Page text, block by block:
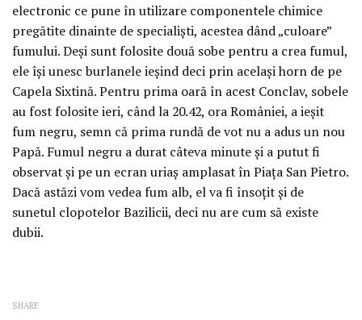
electronic ce pune în utilizare componentele chimice
pregătite dinainte de specialişti, acestea dând „culoare”
fumului. Deşi sunt folosite două sobe pentru a crea fumul,
ele îşi unesc burlanele ieşind deci prin acelaşi horn de pe
Capela Sixtină. Pentru prima oară în acest Conclav, sobele
au fost folosite ieri, când la 20.42, ora României, a ieşit
fum negru, semn că prima rundă de vot nu a adus un nou
Papă. Fumul negru a durat câteva minute şi a putut fi
observat şi pe un ecran uriaş amplasat în Piaţa San Pietro.
Dacă astăzi vom vedea fum alb, el va fi însoţit şi de
sunetul clopotelor Bazilicii, deci nu are cum să existe
dubii.
SHARE